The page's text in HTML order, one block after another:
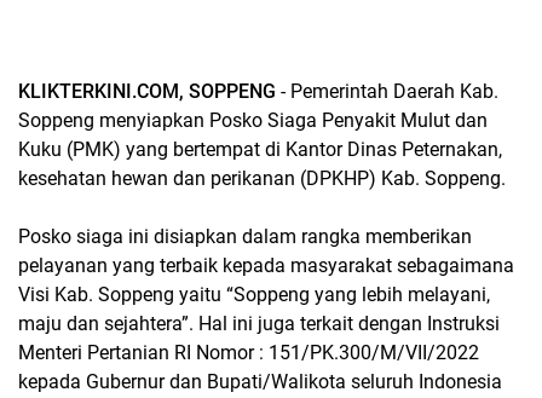
KLIKTERKINI.COM, SOPPENG - Pemerintah Daerah Kab.
Soppeng menyiapkan Posko Siaga Penyakit Mulut dan
Kuku (PMK) yang bertempat di Kantor Dinas Peternakan,
kesehatan hewan dan perikanan (DPKHP) Kab. Soppeng.
Posko siaga ini disiapkan dalam rangka memberikan
pelayanan yang terbaik kepada masyarakat sebagaimana
Visi Kab. Soppeng yaitu “Soppeng yang lebih melayani,
maju dan sejahtera”. Hal ini juga terkait dengan Instruksi
Menteri Pertanian RI Nomor : 151/PK.300/M/VII/2022
kepada Gubernur dan Bupati/Walikota seluruh Indonesia